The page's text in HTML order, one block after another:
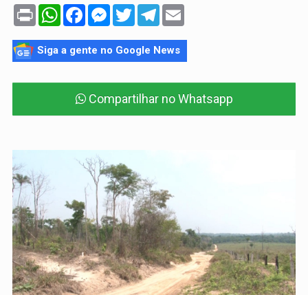
Print WhatsAppFacebookMessenger
TwitterTelegram
Siga a gente no Google News
Compartilhar no Whatsapp